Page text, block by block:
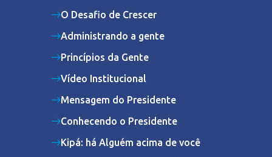
O Desafio de Crescer
Administrando a gente
Princípios da Gente
Vídeo Institucional
Mensagem do Presidente
Conhecendo o Presidente
Kipá: há Alguém acima de você